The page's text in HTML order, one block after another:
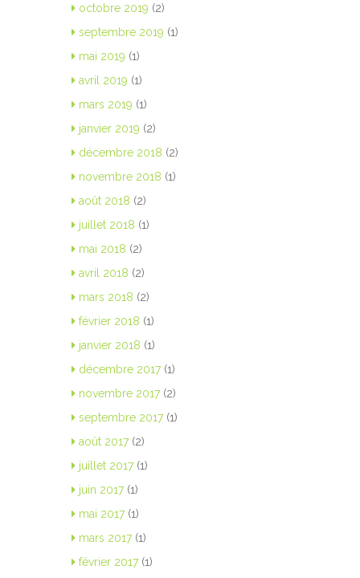
octobre 2019 (2)
septembre 2019 (1)
mai 2019 (1)
avril 2019 (1)
mars 2019 (1)
janvier 2019 (2)
décembre 2018 (2)
novembre 2018 (1)
août 2018 (2)
juillet 2018 (1)
mai 2018 (2)
avril 2018 (2)
mars 2018 (2)
février 2018 (1)
janvier 2018 (1)
décembre 2017(1)
novembre 2017(2)
septembre 2017(1)
août 2017(2)
juillet 2017(1)
juin 2017(1)
mai 2017(1)
mars 2017(1)
février 2017(1)